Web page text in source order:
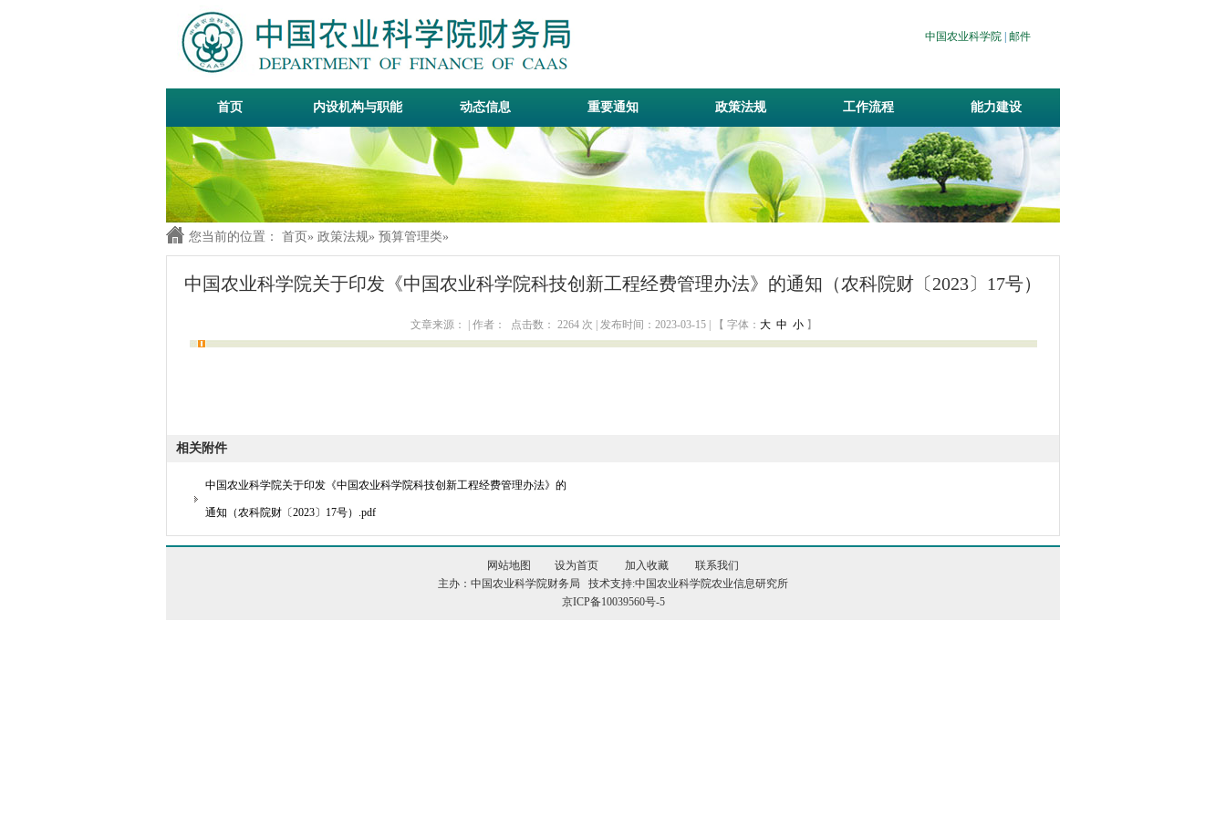
中国农业科学院 邮件
首页 内设机构与职能 动态信息 重要通知 政策法规 工作流程 能力建设
您当前的位置： 首页 » 政策法规» 预算管理类»
中国农业科学院关于印发《中国农业科学院科技创新工程经费管理办法》的通知（农科院财〔2023〕17号）
文章来源： | 作者： 点击数： 2264 次 | 发布时间：2023-03-15 | 【 字体： 大 中 小】
相关附件
中国农业科学院关于印发《中国农业科学院科技创新工程经费管理办法》的
通知（农科院财〔2023〕17号）.pdf
网站地图 设为首页 加入收藏
联系我们
主办：中国农业科学院财务局 技术支持:中国农业科学院农业信息研究所
京ICP备10039560号-5